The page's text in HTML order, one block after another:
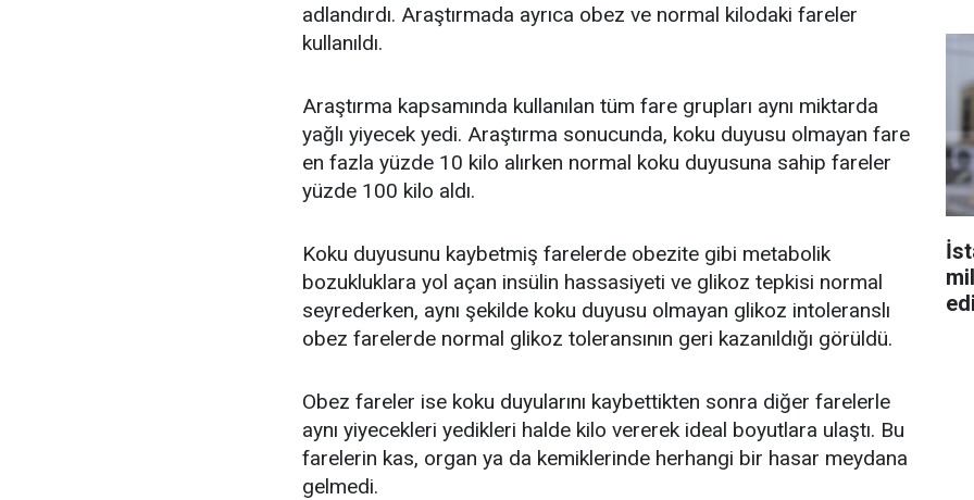
adlandırdı. Araştırmada ayrıca obez ve normal kilodaki fareler
kullanıldı.
Araştırma kapsamında kullanılan tüm fare grupları aynı miktarda
yağlı yiyecek yedi. Araştırma sonucunda, koku duyusu olmayan fare
en fazla yüzde 10 kilo alırken normal koku duyusuna sahip fareler
yüzde 100 kilo aldı.
Koku duyusunu kaybetmiş farelerde obezite gibi metabolik
bozukluklara yol açan insülin hassasiyeti ve glikoz tepkisi normal
seyrederken, aynı şekilde koku duyusu olmayan glikoz intoleranslı
obez farelerde normal glikoz toleransının geri kazanıldığı görüldü.
Obez fareler ise koku duyularını kaybettikten sonra diğer farelerle
aynı yiyecekleri yedikleri halde kilo vererek ideal boyutlara ulaştı. Bu
farelerin kas, organ ya da kemiklerinde herhangi bir hasar meydana
gelmedi.